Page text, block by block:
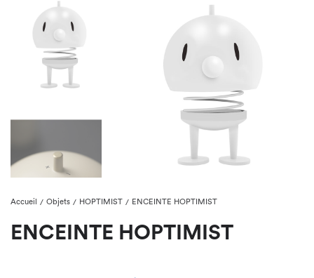
Accueil / Objets / HOPTIMIST / ENCEINTE HOPTIMIST
ENCEINTE HOPTIMIST